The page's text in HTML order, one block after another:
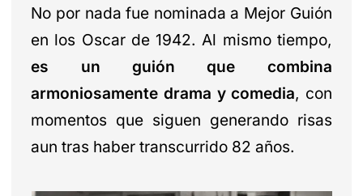
No por nada fue nominada a Mejor Guión
en los Oscar de 1942. Al mismo tiempo,
es un guión que combina
armoniosamente drama y comedia, con
momentos que siguen generando risas
aun tras haber transcurrido 82 años.